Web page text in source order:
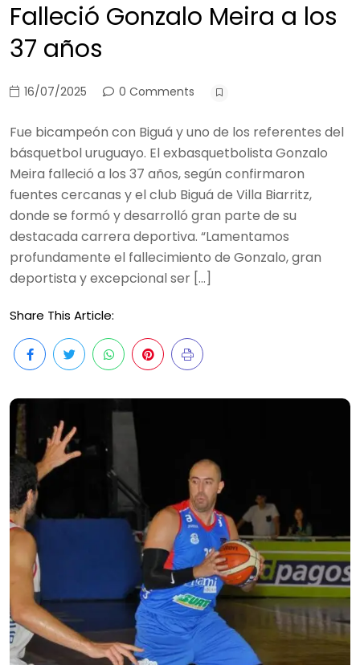
Falleció Gonzalo Meira a los
37 años
16/07/2025 0 Comments
Fue bicampeón con Biguá y uno de los referentes del
básquetbol uruguayo. El exbasquetbolista Gonzalo
Meira falleció a los 37 años, según confirmaron
fuentes cercanas y el club Biguá de Villa Biarritz,
donde se formó y desarrolló gran parte de su
destacada carrera deportiva. “Lamentamos
profundamente el fallecimiento de Gonzalo, gran
deportista y excepcional ser […]
Share This Article: